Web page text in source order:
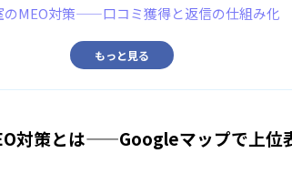
のMEO対策——口コミ獲得と返信の仕組み化
もっと見る
対策とは——Googleマップで上位